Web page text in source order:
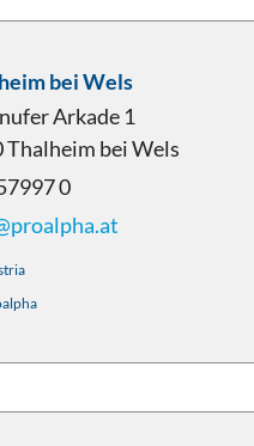
bei Wels
Arkade 1
Thalheim bei Wels
0